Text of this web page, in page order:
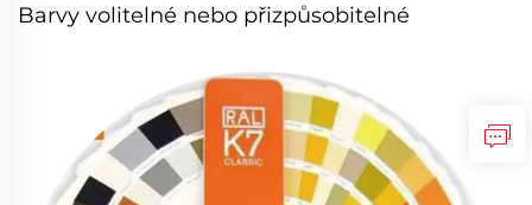
Barvy volitelné nebo přizpůsobitelné